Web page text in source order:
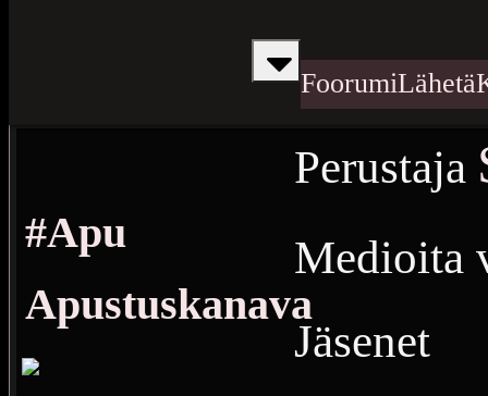
FoorumiLähetä
#Apu
Apustuskanava
Perustaja
Medioita
Jäsenet